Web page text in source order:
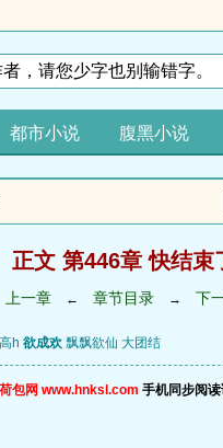
都市小说 腹黑小说
正文 第446章 快结束
上一章 ← 章节目录 → 下
h 欲成欢 飘飘欲仙 大团结
荷包网 www.hnksl.com 手机同步阅